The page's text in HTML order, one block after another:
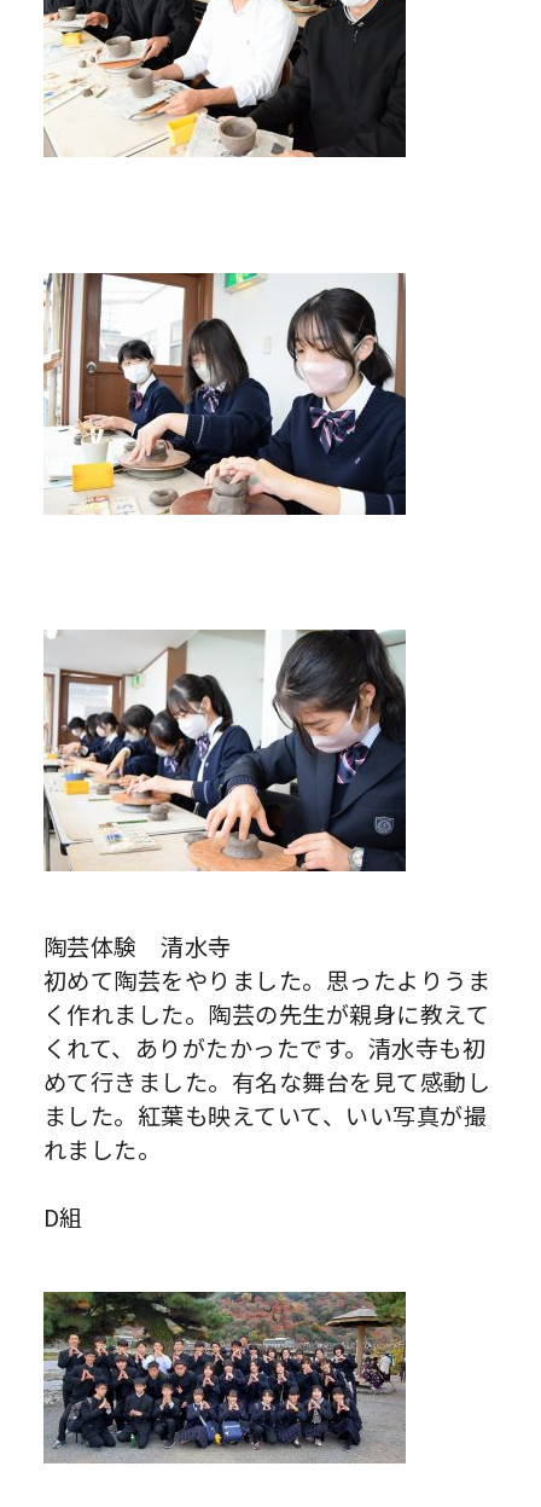
陶芸体験 清水寺
初めて陶芸をやりました。思ったよりうま
く作れました。陶芸の先生が親身に教えて
くれて、ありがたかったです。清水寺も初
めて行きました。有名な舞台を見て感動し
ました。紅葉も映えていて、いい写真が撮
れました。
D組